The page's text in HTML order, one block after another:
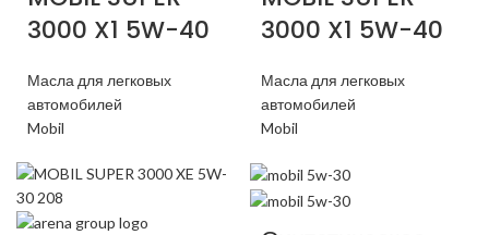
3000 X1 5W-40
Масла для легковых
автомобилей
Mobil
3000 X1 5W-40
Масла для легковых
автомобилей
Mobil